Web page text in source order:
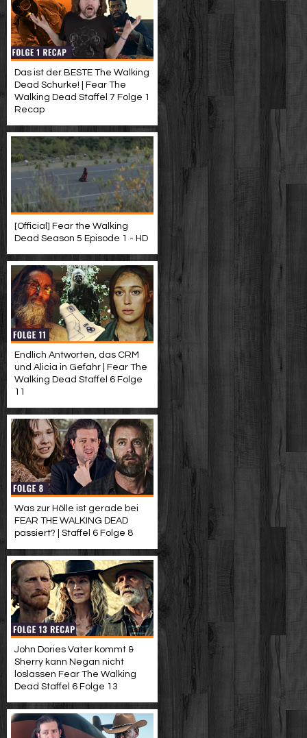
Das ist der BESTE The Walking
Dead Schurke! | Fear The
Walking Dead Staffel 7 Folge 1
Recap
[Official] Fear the Walking
Dead Season 5 Episode 1 - HD
Endlich Antworten, das CRM
und Alicia in Gefahr | Fear The
Walking Dead Staffel 6 Folge
11
Was zur Hölle ist gerade bei
FEAR THE WALKING DEAD
passiert? | Staffel 6 Folge 8
John Dories Vater kommt &
Sherry kann Negan nicht
loslassen Fear The Walking
Dead Staffel 6 Folge 13